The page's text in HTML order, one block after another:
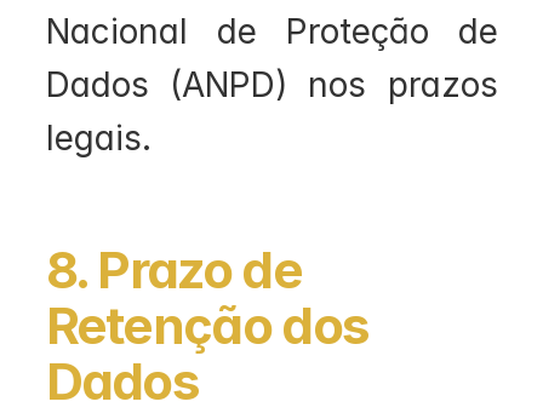
Nacional de Proteção de
Dados (ANPD) nos prazos
legais.
8. Prazo de
Retenção dos
Dados